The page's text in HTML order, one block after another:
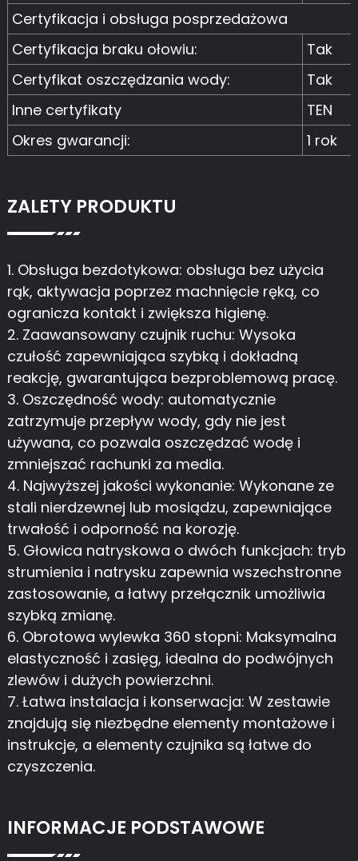
Certyfikacja i obsługa posprzedażowa
Certyfikacja braku ołowiu:
Tak
Certyfikat oszczędzania wody:
Tak
Inne certyfikaty
TEN
Okres gwarancji:
1 rok
ZALETY PRODUKTU
1. Obsługa bezdotykowa: obsługa bez użycia
rąk, aktywacja poprzez machnięcie ręką, co
ogranicza kontakt i zwiększa higienę.
2. Zaawansowany czujnik ruchu: Wysoka
czułość zapewniająca szybką i dokładną
reakcję, gwarantująca bezproblemową pracę.
3. Oszczędność wody: automatycznie
zatrzymuje przepływ wody, gdy nie jest
używana, co pozwala oszczędzać wodę i
zmniejszać rachunki za media.
4. Najwyższej jakości wykonanie: Wykonane ze
stali nierdzewnej lub mosiądzu, zapewniające
trwałość i odporność na korozję.
5. Głowica natryskowa o dwóch funkcjach: tryb
strumienia i natrysku zapewnia wszechstronne
zastosowanie, a łatwy przełącznik umożliwia
szybką zmianę.
6. Obrotowa wylewka 360 stopni: Maksymalna
elastyczność i zasięg, idealna do podwójnych
zlewów i dużych powierzchni.
7. Łatwa instalacja i konserwacja: W zestawie
znajdują się niezbędne elementy montażowe i
instrukcje, a elementy czujnika są łatwe do
czyszczenia.
INFORMACJE PODSTAWOWE